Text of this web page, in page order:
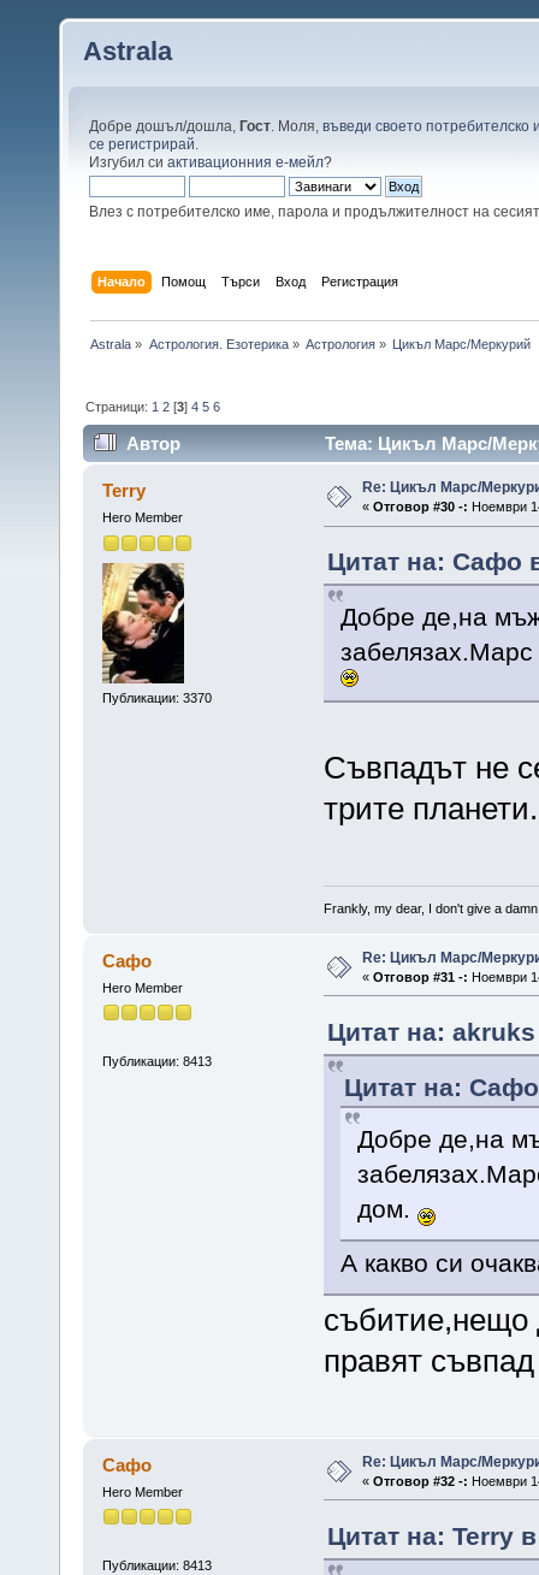
Astrala
Добре дошъл/дошла, Гост . Моля, въведи своето потребителско
се регистрирай
Изгубил си активационния е-мейл?
Влез с потребителско име, парола и продължителност на
Начало Помощ Търси Вход Регистрация
Astrala » Астрология. Езотерика» Астрология» Цикъл Марс/Меркурий
Страници: 1 2 [3]4 5 6
Автор Тема: Цикъл Марс/
Terry
Hero Member
Публикации: 3370
Re: Цикъл Марс/
« Отговор #30 -: Ноември
Цитат на: Сафо
Добре де,на
Съвпадът не
трите планети.
Frankly, my dear, I don't give a
Сафо
Hero Member
Публикации: 8413
Re: Цикъл Марс/
« Отговор #31 -: Ноември
Цитат на:
Цитат на:
Добре де,на
дом.
А какво си
събитие,нещо
правят
Сафо
Hero Member
Публикации: 8413
Re: Цикъл Марс/
« Отговор #32 -: Ноември
Цитат на: Terry